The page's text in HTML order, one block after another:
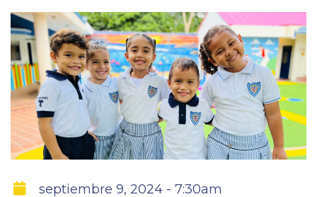
septiembre 9, 2024 - 7:30am